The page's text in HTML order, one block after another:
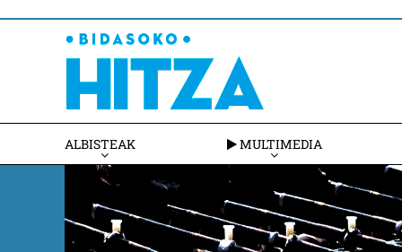
ALBISTEAK MULTIMEDIA